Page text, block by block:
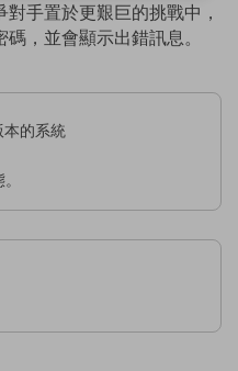
手置於更艱巨的挑戰中，
，並會顯示出錯訊息。
的系統